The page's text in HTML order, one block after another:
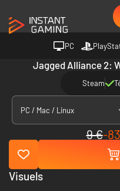
PC
Jagged Alliance 2:
Steam
PC / Mac / Linux
9 €-
Visuels